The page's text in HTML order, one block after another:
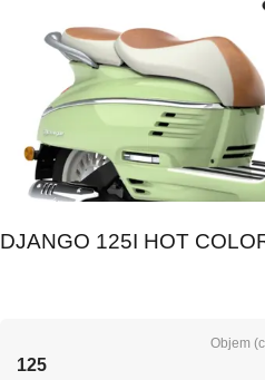
DJANGO 125I HOT
Objem
125